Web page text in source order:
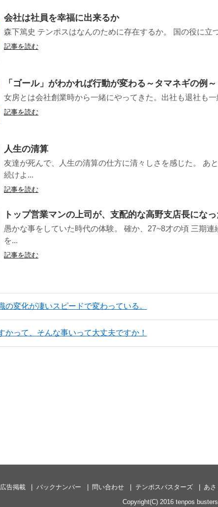
会社は社員を幸福に出来るか
森下篤史 テンポスはなんのために存在するか。 国の役に立
記事を読む
「ゴール」がわかれば行動が変わる～タマネギの例～
女房とは会社創業時から一緒にやってきた。出社も退社も一
記事を読む
人生の清算
友達が死んで、人生の清算の仕方に清々しさを感じた。 あ
続けよ...
記事を読む
トップ営業マンの上司が、支配的な高野支店長になっ
愚かな事をしていた時代の体験。 確か、27~8才の頃 三期連
を...
記事を読む
の変化が凄いスピードで変わっている。
かって、そんな事いって大丈夫ですか！
広告掲載 バックナンバー 問い合わせ テンポスバスターズ あさ
Copyright(C) 2016 tenpos